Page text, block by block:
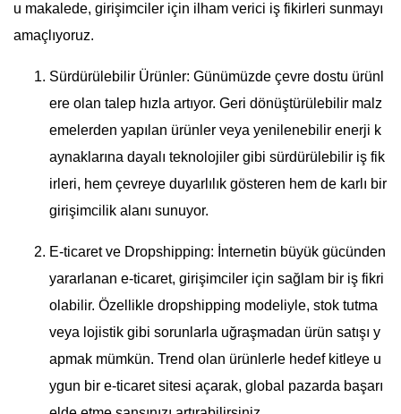
u makalede, girişimciler için ilham verici iş fikirleri sunmayı
amaçlıyoruz.
Sürdürülebilir Ürünler: Günümüzde çevre dostu ürünl
ere olan talep hızla artıyor. Geri dönüştürülebilir malz
emelerden yapılan ürünler veya yenilenebilir enerji k
aynaklarına dayalı teknolojiler gibi sürdürülebilir iş fik
irleri, hem çevreye duyarlılık gösteren hem de karlı bir
girişimcilik alanı sunuyor.
E-ticaret ve Dropshipping: İnternetin büyük gücünden
yararlanan e-ticaret, girişimciler için sağlam bir iş fikri
olabilir. Özellikle dropshipping modeliyle, stok tutma
veya lojistik gibi sorunlarla uğraşmadan ürün satışı y
apmak mümkün. Trend olan ürünlerle hedef kitleye u
ygun bir e-ticaret sitesi açarak, global pazarda başarı